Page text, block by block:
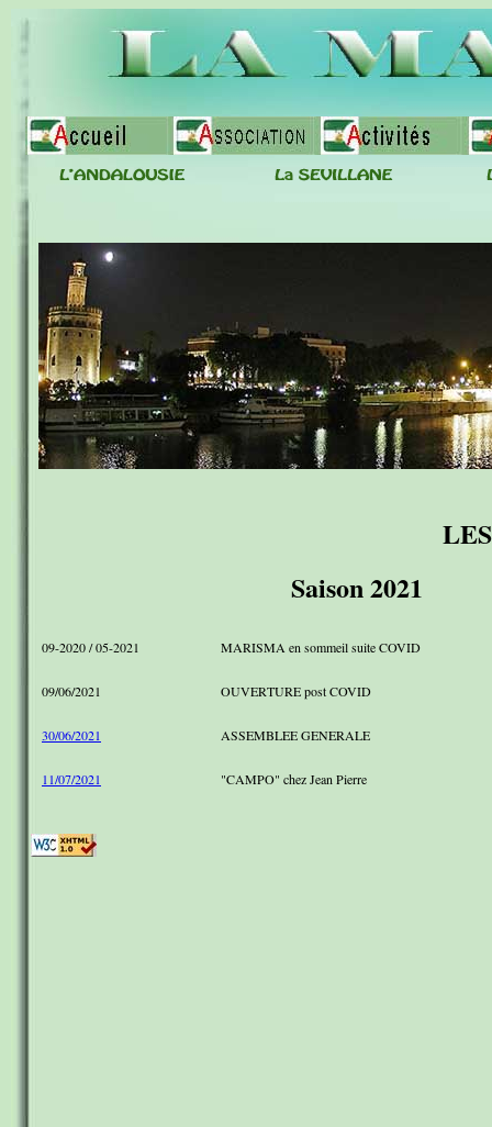
Saison 2021
09-2020 / 05-2021 MARISMA en sommeil suite COVID
09/06/2021 OUVERTURE post COVID
30/06/2021 ASSEMBLEE GENERALE
11/07/2021 "CAMPO" chez Jean Pierre